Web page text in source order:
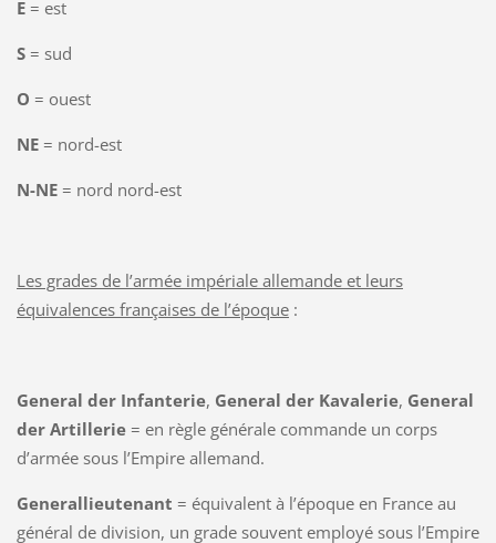
E= est
S= sud
O = ouest
NE= nord-est
N-NE= nord nord-est
Les grades de l’armée impériale allemande et leurs
équivalences françaises de l’époque:
General der Infanterie, General der Kavalerie, General
der Artillerie= en règle générale commande un corps
d’armée sous l’Empire allemand.
Generallieutenant = équivalent à l’époque en France au
général de division, un grade souvent employé sous l’Empire